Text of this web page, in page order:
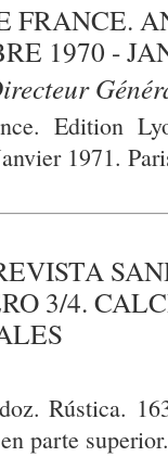
FRANCE.
1970 -
Edition
1971.
3/4.
Rústica.
parte